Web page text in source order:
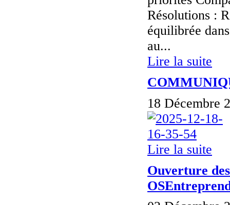
Résolutions :
équilibrée
au...
Lire la suite
18 Décembre
Lire la suite
Ouverture